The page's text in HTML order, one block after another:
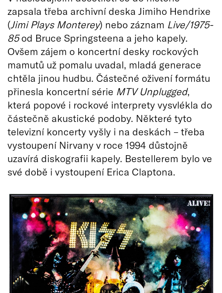
zapsala třeba archivní deska Jimiho Hendrixe
(Jimi Plays Monterey) nebo záznam Live/1975-
85od Bruce Springsteena a jeho kapely.
Ovšem zájem o koncertní desky rockových
mamutů už pomalu uvadal, mladá generace
chtěla jinou hudbu. Částečné oživení formátu
přinesla koncertní série MTV Unplugged,
která popové i rockové interprety vysvlékla do
částečně akustické podoby. Některé tyto
televizní koncerty vyšly i na deskách – třeba
vystoupení Nirvany v roce 1994 důstojně
uzavírá diskografii kapely. Bestellerem bylo ve
své době i vystoupení Erica Claptona.